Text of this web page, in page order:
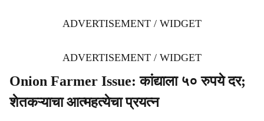
ADVERTISEMENT / WIDGET
ADVERTISEMENT / WIDGET
Onion Farmer Issue: कांद्याला ५० रुपये दर;
शेतकऱ्याचा आत्महत्येचा प्रयत्न